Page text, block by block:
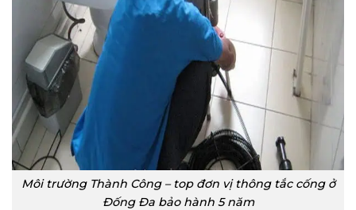
Môi trường Thành Công – top đơn vị thông tắc cống ở
Đống Đa bảo hành 5 năm